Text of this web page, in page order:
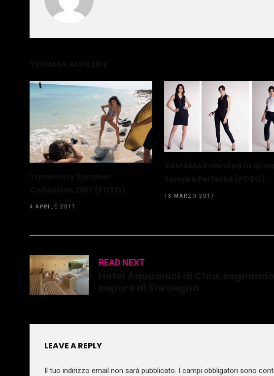
4 APRILE 2017
13 MARZO 2017
READ NEXT
LEAVE A REPLY
Il tuo indirizzo email non sarà pubblicato. I campi obbligatori sono